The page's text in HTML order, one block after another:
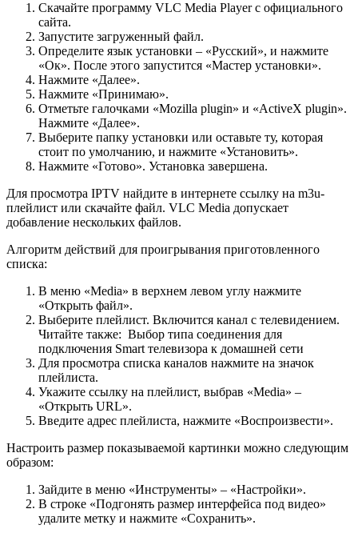
Скачайте программу VLC Media Player с официального
сайта.
Запустите загруженный файл.
Определите язык установки – «Русский», и нажмите
«Ок». После этого запустится «Мастер установки».
Нажмите «Далее».
Нажмите «Принимаю».
Отметьте галочками «Mozilla plugin» и «ActiveX plugin».
Нажмите «Далее».
Выберите папку установки или оставьте ту, которая
стоит по умолчанию, и нажмите «Установить».
Нажмите «Готово». Установка завершена.
Для просмотра IPTV найдите в интернете ссылку на m3u-
плейлист или скачайте файл. VLC Media допускает
добавление нескольких файлов.
Алгоритм действий для проигрывания приготовленного
списка:
В меню «Media» в верхнем левом углу нажмите
«Открыть файл».
Выберите плейлист. Включится канал с телевидением.
Читайте также: Выбор типа соединения для
подключения Smart телевизора к домашней сети
Для просмотра списка каналов нажмите на значок
плейлиста.
Укажите ссылку на плейлист, выбрав «Media» –
«Открыть URL».
Введите адрес плейлиста, нажмите «Воспроизвести».
Настроить размер показываемой картинки можно следующим
образом:
Зайдите в меню «Инструменты» – «Настройки».
В строке «Подгонять размер интерфейса под видео»
удалите метку и нажмите «Сохранить».